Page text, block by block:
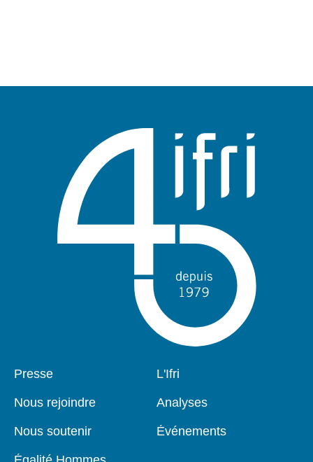
Pied
Presse
Nous rejoindre
Nous soutenir
Navigation
L'Ifri
Analyses
Événements